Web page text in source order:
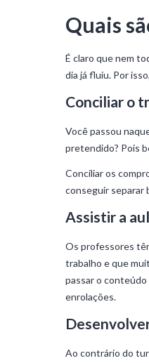
Quais
É claro que nem
dia já fluiu. Por
Conciliar o
Você passou
pretendido? Pois
Conciliar os
conseguir separar
Assistir a
Os professores
trabalho e que
passar o
enrolações.
Ao contrário do